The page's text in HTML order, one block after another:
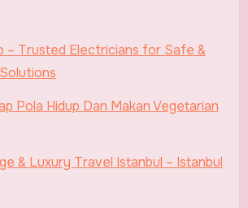
– Trusted Electricians for Safe &
Pola Hidup Dan Makan Vegetarian
& Luxury Travel Istanbul – Istanbul